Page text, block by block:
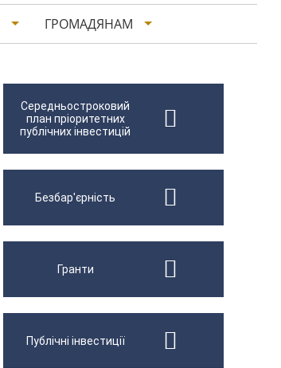
ГРОМАДЯНАМ
Середньостроковий
план пріоритетних
публічних інвестицій
Безбар'єрність
Гранти
Публічні інвестиції